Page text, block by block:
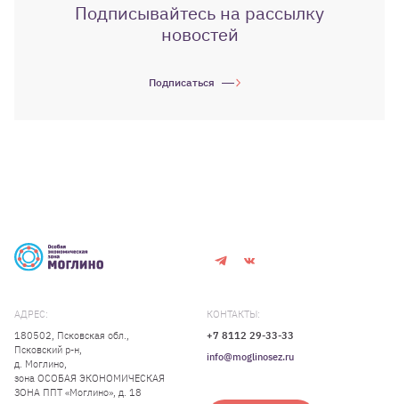
Подписывайтесь на рассылку
новостей
Подписаться
АДРЕС:
180502, Псковская обл.,
Псковский р-н,
д. Моглино,
зона ОСОБАЯ ЭКОНОМИЧЕСКАЯ
ЗОНА ППТ «Моглино», д. 18
КОНТАКТЫ:
+7 8112 29-33-33
info@moglinosez.ru